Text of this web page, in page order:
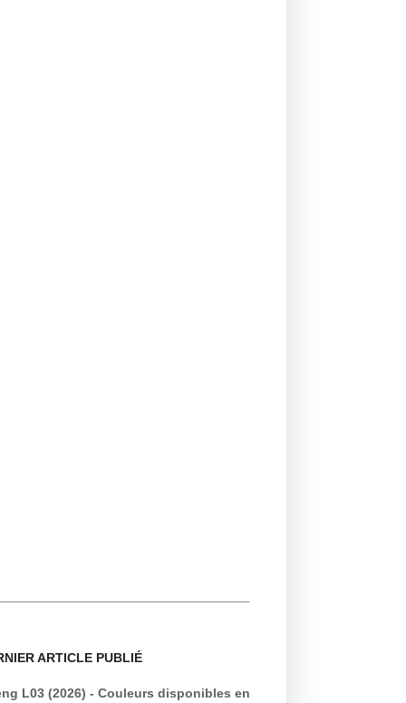
ARTICLE PUBLIÉ
L03 (2026) - Couleurs disponibles en